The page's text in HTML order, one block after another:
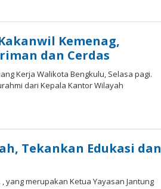
Kemenag,
dan Cerdas
Kerja Walikota Bengkulu, Selasa pagi.
dari Kepala Kantor Wilayah
Tekankan Edukasi dan
, yang merupakan Ketua Yayasan Jantung